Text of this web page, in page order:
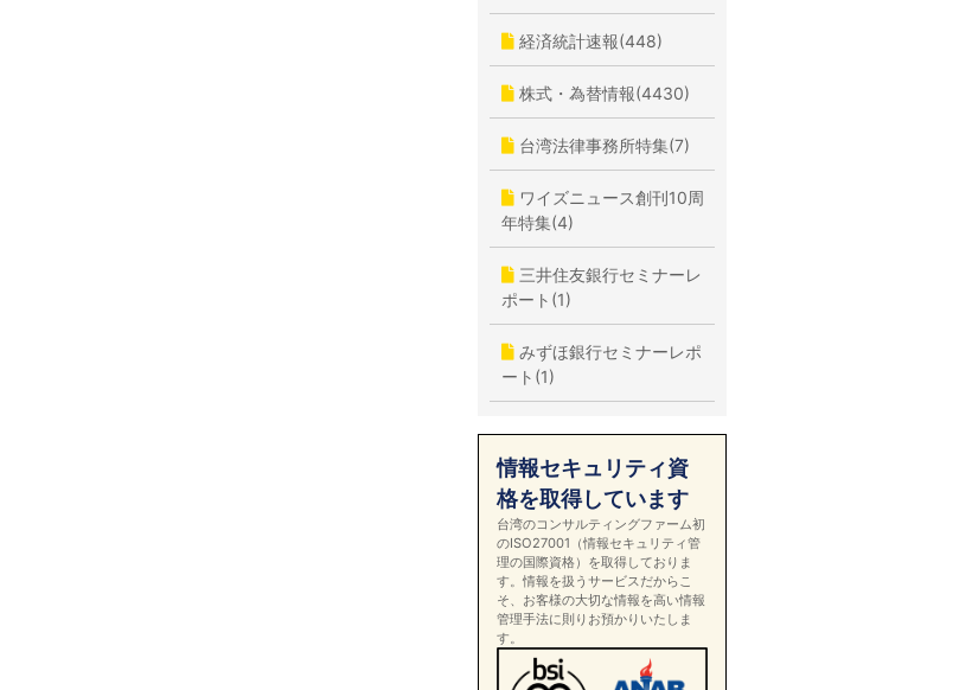
経済統計速報(448)
株式・為替情報(4430)
台湾法律事務所特集(7)
ワイズニュース創刊10周
年特集(4)
三井住友銀行セミナーレ
ポート(1)
みずほ銀行セミナーレポ
ート(1)
情報セキュリティ資
格を取得しています
台湾のコンサルティングファーム初
のISO27001（情報セキュリティ管
理の国際資格）を取得しておりま
す。情報を扱うサービスだからこ
そ、お客様の大切な情報を高い情報
管理手法に則りお預かりいたしま
す。